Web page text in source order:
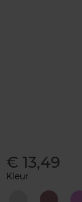
€ 13,49
Kleur